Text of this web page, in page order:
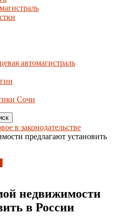
автомагистраль
Сочи
в законодательстве
предлагают установить
недвижимости
в России